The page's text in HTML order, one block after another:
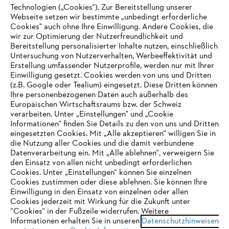
IHR BROWSER WIRD NICHT
UNTERSTÜTZT
Sie nutzen einen Browser, den wir noch nicht unterstützen. Für
eine optimale Nutzung unserer Seite empfehlen wir Ihnen, zu
einem der folgenden Browser zu wechseln:
Technologien („Cookies“). Zur Bereitstellung unserer
Webseite setzen wir bestimmte „unbedingt erforderliche
Cookies" auch ohne Ihre Einwilligung. Andere Cookies, die
wir zur Optimierung der Nutzerfreundlichkeit und
Bereitstellung personalisierter Inhalte nutzen, einschließlich
Untersuchung von Nutzerverhalten, Werbeeffektivität und
Erstellung umfassender Nutzerprofile, werden nur mit Ihrer
Einwilligung gesetzt. Cookies werden von uns und Dritten
(z.B. Google oder Tealium) eingesetzt. Diese Dritten können
Ihre personenbezogenen Daten auch außerhalb des
Europäischen Wirtschaftsraums bzw. der Schweiz
verarbeiten. Unter „Einstellungen" und „Cookie
Informationen“ finden Sie Details zu den von uns und Dritten
eingesetzten Cookies. Mit „Alle akzeptieren“ willigen Sie in
die Nutzung aller Cookies und die damit verbundene
Datenverarbeitung ein. Mit „Alle ablehnen“, verweigern Sie
den Einsatz von allen nicht unbedingt erforderlichen
Cookies. Unter „Einstellungen“ können Sie einzelnen
Cookies zustimmen oder diese ablehnen. Sie können Ihre
Einwilligung in den Einsatz von einzelnen oder allen
Cookies jederzeit mit Wirkung für die Zukunft unter
“Cookies“ in der Fußzeile widerrufen. Weitere
Informationen erhalten Sie in unseren Datenschutzhinweisen